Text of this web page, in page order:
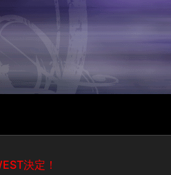
決定！